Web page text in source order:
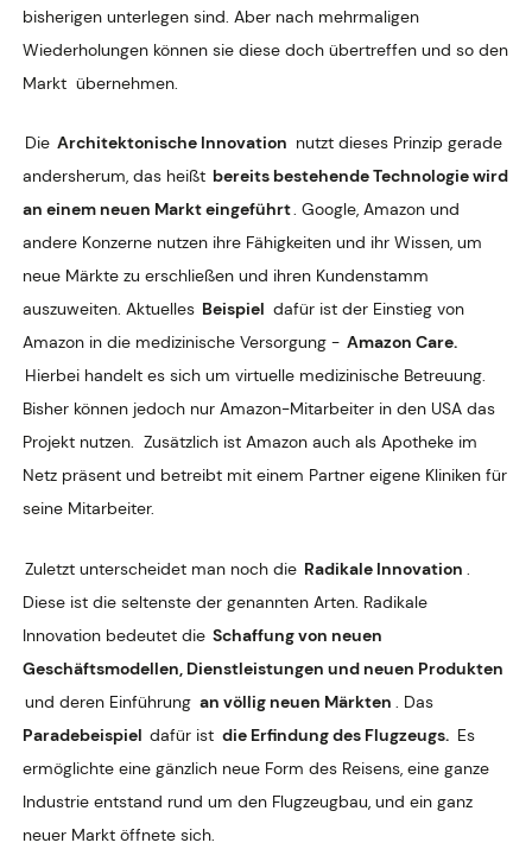
bisherigen unterlegen sind. Aber nach mehrmaligen
Wiederholungen können sie diese doch übertreffen und so den
Markt übernehmen.
Die Architektonische Innovation nutzt dieses Prinzip gerade
andersherum, das heißt bereits bestehende Technologie wird
an einem neuen Markt eingeführt. Google, Amazon und
andere Konzerne nutzen ihre Fähigkeiten und ihr Wissen, um
neue Märkte zu erschließen und ihren Kundenstamm
auszuweiten. Aktuelles Beispiel dafür ist der Einstieg von
Amazon in die medizinische Versorgung - Amazon Care.
Hierbei handelt es sich um virtuelle medizinische Betreuung.
Bisher können jedoch nur Amazon-Mitarbeiter in den USA das
Projekt nutzen. Zusätzlich ist Amazon auch als Apotheke im
Netz präsent und betreibt mit einem Partner eigene Kliniken für
seine Mitarbeiter.
Zuletzt unterscheidet man noch die Radikale Innovation
Diese ist die seltenste der genannten Arten. Radikale
Innovation bedeutet die Schaffung von neuen
Geschäftsmodellen, Dienstleistungen und neuen Produkten
und deren Einführung an völlig neuen Märkten
. Das
Paradebeispiel dafür ist die Erfindung des Flugzeugs. Es
ermöglichte eine gänzlich neue Form des Reisens, eine ganze
Industrie entstand rund um den Flugzeugbau, und ein ganz
neuer Markt öffnete sich.